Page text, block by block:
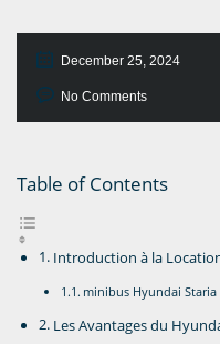
December 25, 2024
No Comments
Table of Contents
Introduction à la
minibus Hyundai Staria
Les Avantages du